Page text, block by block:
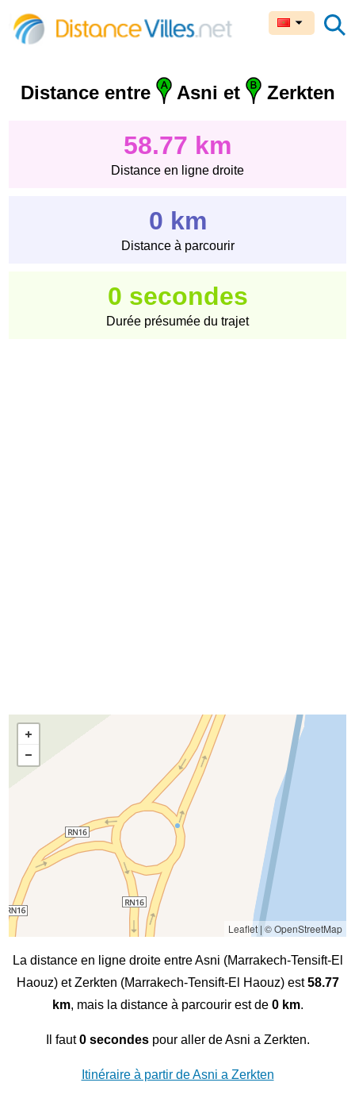
Distance entre Asni et Zerkten
58.77 km
Distance en ligne droite
0 km
Distance à parcourir
0 secondes
Durée présumée du trajet
Leaflet| © OpenStreetMap
La distance en ligne droite entre Asni (Marrakech-Tensift-El
Haouz) et Zerkten (Marrakech-Tensift-El Haouz) est58.77
km, mais la distance à parcourir est de 0 km.
Il faut0 secondespour aller de Asni a Zerkten.
Itinéraire à partir de Asni a Zerkten